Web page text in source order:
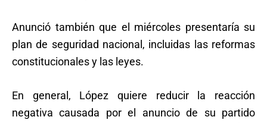
Anunció también que el miércoles presentaría su
plan de seguridad nacional, incluidas las reformas
constitucionales y las leyes.
En general, López quiere reducir la reacción
negativa causada por el anuncio de su partido